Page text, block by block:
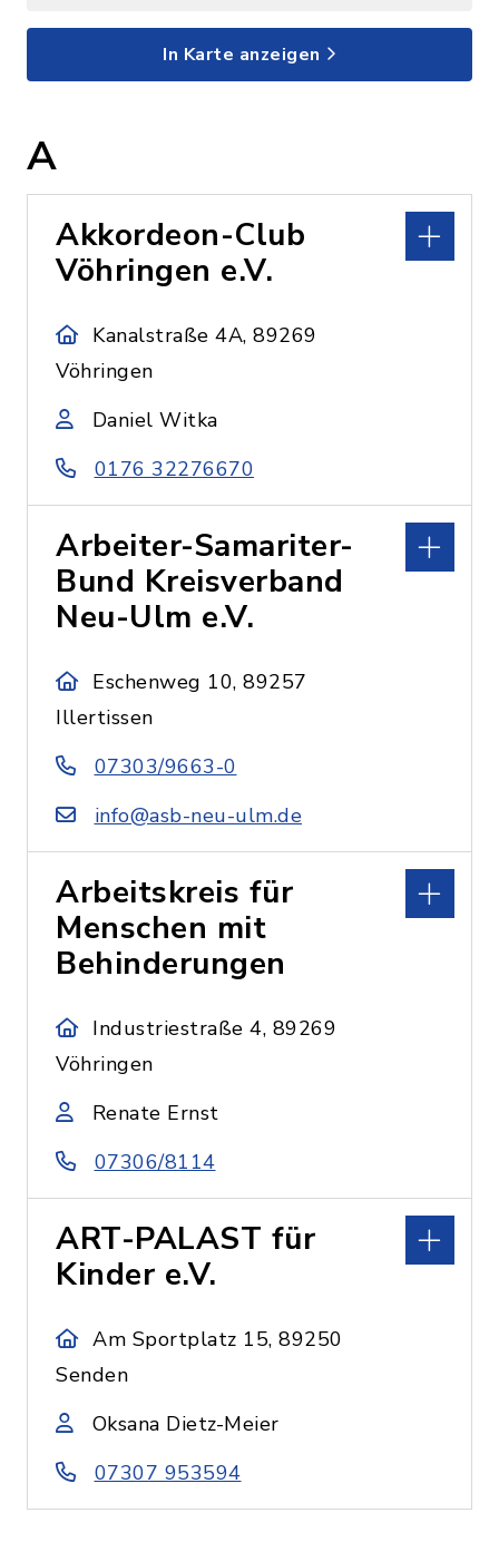
In Karte anzeigen
A
Akkordeon-Club
Vöhringen e.V.
Kanalstraße 4A, 89269
Vöhringen
Daniel Witka
0176 32276670
Arbeiter-Samariter-
Bund Kreisverband
Neu-Ulm e.V.
Eschenweg 10, 89257
Illertissen
07303/9663-0
info@asb-neu-ulm.de
Arbeitskreis für
Menschen mit
Behinderungen
Industriestraße 4, 89269
Vöhringen
Renate Ernst
07306/8114
ART-PALAST für
Kinder e.V.
Am Sportplatz 15, 89250
Senden
Oksana Dietz-Meier
07307 953594